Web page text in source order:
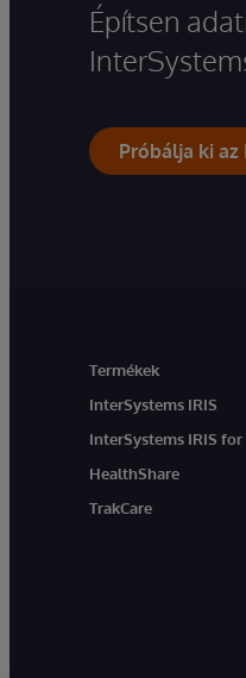
Építsen
Próbálja ki az
Termékek
InterSystems IRIS
InterSystems IRIS
HealthShare
TrakCare